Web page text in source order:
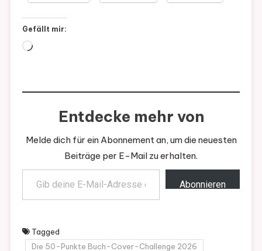
Gefällt mir:
Wird
Entdecke mehr von
Melde dich für ein Abonnement an, um die neuesten
Beiträge per E-Mail zu erhalten.
Gib deine E-Mail-Adresse ein ...
Abonnieren
Tagged
Die 50-Punkte Buch-Cover-Challenge 2026